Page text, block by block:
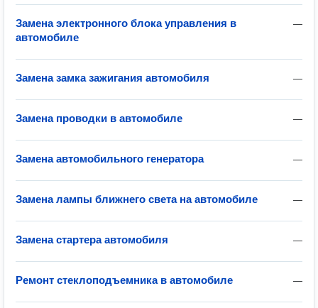
—
Замена электронного блока управления в
автомобиле
—
Замена замка зажигания автомобиля
—
Замена проводки в автомобиле
—
Замена автомобильного генератора
—
Замена лампы ближнего света на автомобиле
—
Замена стартера автомобиля
—
Ремонт стеклоподъемника в автомобиле